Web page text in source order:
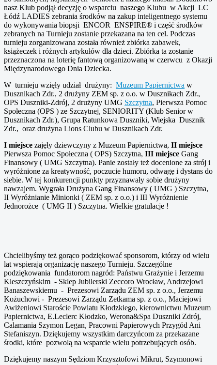
nasz Klub podjął decyzję o wsparciu naszego Klubu w Akcji LC
Łódź LADIES zebrania środków na zakup inteligentnego systemu
do wykonywania biopsji ENCOR ENSPIRE® i część środków
zebranych na Turnieju zostanie przekazana na ten cel. Podczas
turnieju zorganizowana została również zbiórka zabawek,
książeczek i różnych artykułów dla dzieci. Zbiórka ta zostanie
przeznaczona na loterię fantową organizowaną w czerwcu z Okazji
Międzynarodowego Dnia Dziecka.
W turnieju wzięły udział drużyny: Muzeum Papiernictwa w
Dusznikach Zdr., 2 drużyny ZEM sp. z o.o. w Dusznikach Zdr.,
OPS Duszniki-Zdrój, 2 drużyny UMG Szczytna, Pierwsza Pomoc
Społeczna (OPS ) ze Szczytnej, SENIORITY (Klub Senior w
Dusznikach Zdr.), Grupa Ratunkowa Duszniki, Wiejska Dusznik
Zdr., oraz drużyna Lions Clubu w Dusznikach Zdr.
I miejsce zajęły dziewczyny z Muzeum Papiernictwa, II miejsce
Pierwsza Pomoc Społeczna ( OPS) Szczytna, III miejsce Gang
Finansowy ( UMG Szczytna). Panie zostały też docenione za strój i
wyróżnione za kreatywność, poczucie humoru, odwagę i dystans do
siebie. W tej konkurencji punkty przyznawały sobie drużyny
nawzajem. Wygrała Drużyna Gang Finansowy ( UMG ) Szczytna,
II Wyróżnianie Minionki ( ZEM sp. z o.o.) i III Wyróżnienie
Jednorożce ( UMG II ) Szczytna. Wielkie gratulacje !
Chcielibyśmy też gorąco podziękować sponsorom, którzy od wielu
lat wspierają organizację naszego Turnieju. Szczególne
podziękowania fundatorom nagród: Państwu Grażynie i Jerzemu
Kleszczyńskim - Sklep Jubilerski Zeccoro Wrocław, Andrzejowi
Banaszewskiemu - Prezesowi Zarządu ZEM sp. z o.o., Jerzemu
Kożuchowi - Prezesowi Zarządu Zetkama sp. z o.o., Maciejowi
Awiżeniowi Staroście Powiatu Kłodzkiego, kierownictwu Muzeum
Papiernictwa, E.Leclerc Kłodzko, Werona&Spa Duszniki Zdrój,
Calamania Szymon Legan, Pracowni Papierowych Przygód Ani
Stefaniszyn. Dziękujemy wszystkim darczyńcom za przekazane
środki, które pozwolą na wsparcie wielu potrzebujących osób.
Dziękujemy naszym Sędziom Krzysztofowi Mikrut, Szymonowi